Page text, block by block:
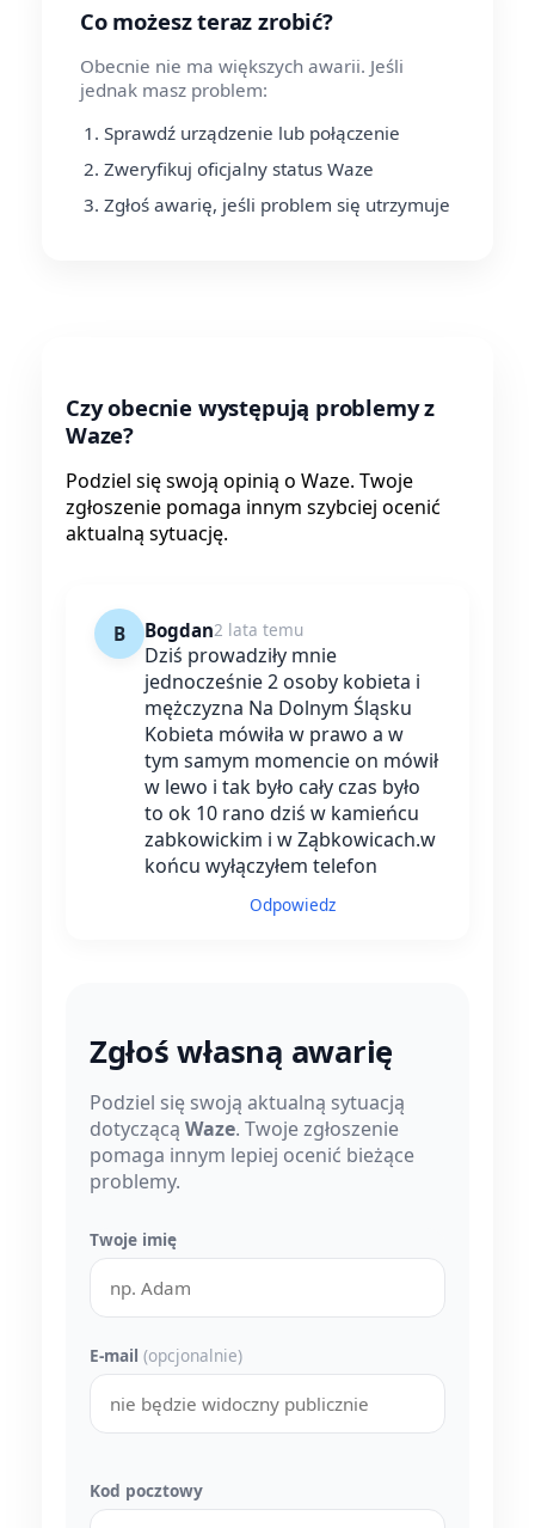
Co możesz teraz zrobić?
Obecnie nie ma większych awarii. Jeśli
jednak masz problem:
Sprawdź urządzenie lub połączenie
Zweryfikuj oficjalny status Waze
Zgłoś awarię, jeśli problem się utrzymuje
Czy obecnie występują problemy z
Waze?
Podziel się swoją opinią o Waze. Twoje
zgłoszenie pomaga innym szybciej ocenić
aktualną sytuację.
B Bogdan2 lata temu
Dziś prowadziły mnie
jednocześnie 2 osoby kobieta i
mężczyzna Na Dolnym Śląsku
Kobieta mówiła w prawo a w
tym samym momencie on mówił
w lewo i tak było cały czas było
to ok 10 rano dziś w kamieńcu
zabkowickim i w Ząbkowicach.w
końcu wyłączyłem telefon
Odpowiedz
Zgłoś własną awarię
Podziel się swoją aktualną sytuacją
dotyczącą Waze. Twoje zgłoszenie
pomaga innym lepiej ocenić bieżące
problemy.
Twoje imię
E-mail (opcjonalnie)
Kod pocztowy